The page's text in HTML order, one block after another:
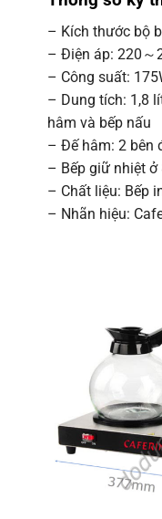
– Kích thước bộ
– Điện áp: 220～
– Công suất:
– Dung tích: 1,8
hâm và bếp nấu
– Đế hâm: 2 bên
– Bếp giữ nhiệt ở
– Chất liệu: Bếp
– Nhãn hiệu: